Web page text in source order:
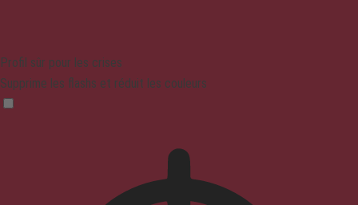
Profil sûr pour les crises
Supprime les flashs et réduit les couleurs